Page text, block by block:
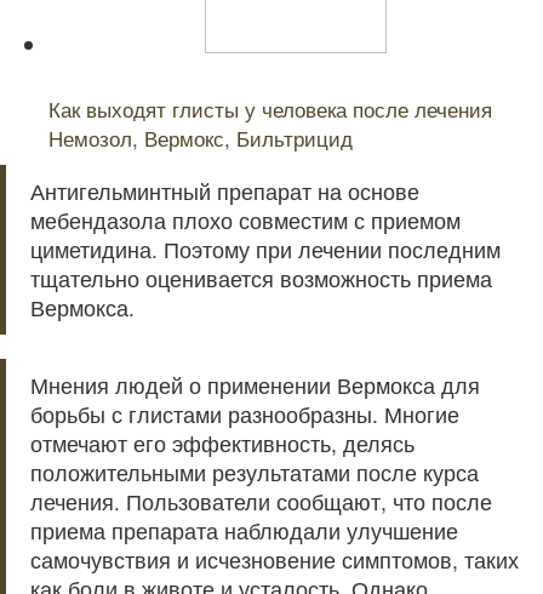
Как выходят глисты у человека после лечения
Немозол, Вермокс, Бильтрицид
Антигельминтный препарат на основе
мебендазола плохо совместим с приемом
циметидина. Поэтому при лечении последним
тщательно оценивается возможность приема
Вермокса.
Мнения людей о применении Вермокса для
борьбы с глистами разнообразны. Многие
отмечают его эффективность, делясь
положительными результатами после курса
лечения. Пользователи сообщают, что после
приема препарата наблюдали улучшение
самочувствия и исчезновение симптомов, таких